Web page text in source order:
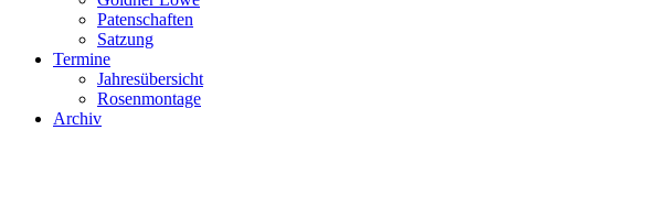
Patenschaften
Satzung
Termine
Jahresübersicht
Rosenmontage
Archiv